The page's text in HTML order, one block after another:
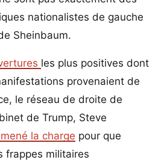
nationalistes de gauche
Sheinbaum.
les plus positives dont
provenaient de
le réseau de droite de
de Trump, Steve
la charge pour que
frappes militaires